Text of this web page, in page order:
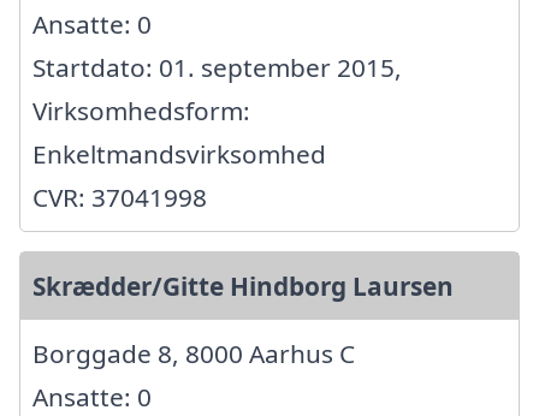
Ansatte: 0
Startdato: 01. september 2015,
Virksomhedsform:
Enkeltmandsvirksomhed
CVR: 37041998
Skrædder/Gitte Hindborg Laursen
Borggade 8, 8000 Aarhus C
Ansatte: 0